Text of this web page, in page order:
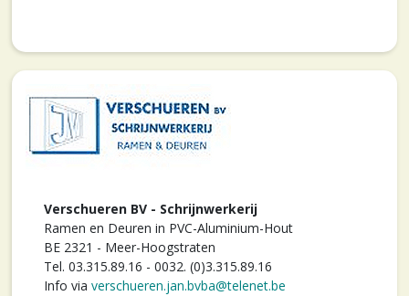
Verschueren BV - Schrijnwerkerij
Ramen en Deuren in PVC-Aluminium-Hout
BE 2321 - Meer-Hoogstraten
Tel. 03.315.89.16 - 0032. (0)3.315.89.16
Info via verschueren.jan.bvba@telenet.be